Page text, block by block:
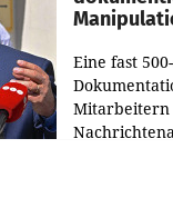
Eine fast
Mitarbeitern